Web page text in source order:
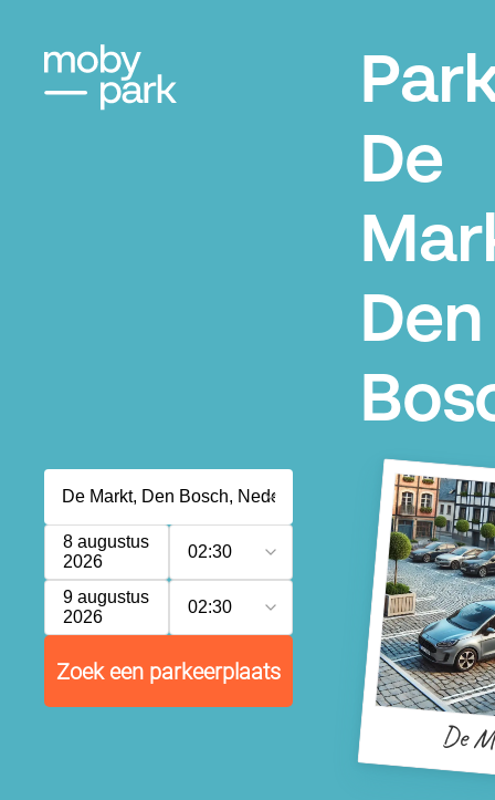
De
Den
8 augustus
2026
02:30
9 augustus
2026
02:30
Zoek een parkeerplaats
De